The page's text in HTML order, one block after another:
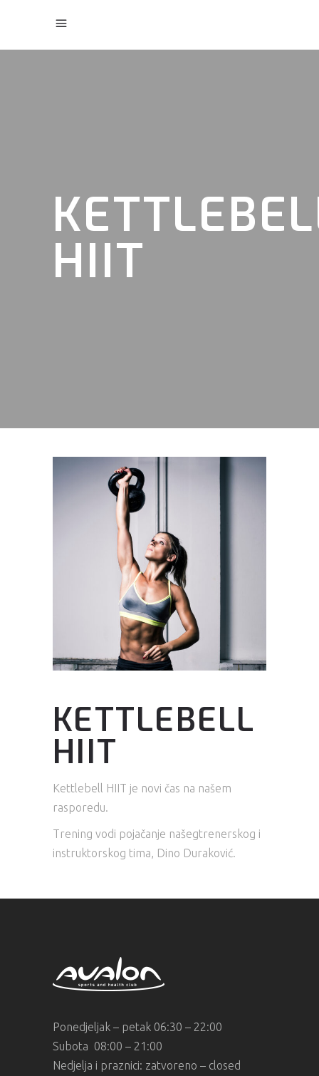
HIIT
KETTLEBELL
HIIT
Kettlebell HIIT je novi čas na našem
rasporedu.
Trening vodi pojačanje našegtrenerskog i
instruktorskog tima, Dino Duraković.
Ponedjeljak – petak 06:30 – 22:00
Subota 08:00 – 21:00
Nedjelja i praznici: zatvoreno – closed